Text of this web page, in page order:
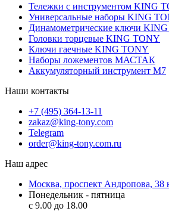
Тележки с инструментом KING
Универсальные наборы KING
Динамометрические ключи
Головки торцевые KING TONY
Ключи гаечные KING TONY
Наборы ложементов МАСТАК
Аккумуляторный инструмент M7
Наши контакты
+7 (495) 364-13-11
zakaz@king-tony.com
Telegram
order@king-tony.com.ru
Наш адрес
Москва, проспект Андропова, 38
Понедельник - пятница
c 9.00 до 18.00